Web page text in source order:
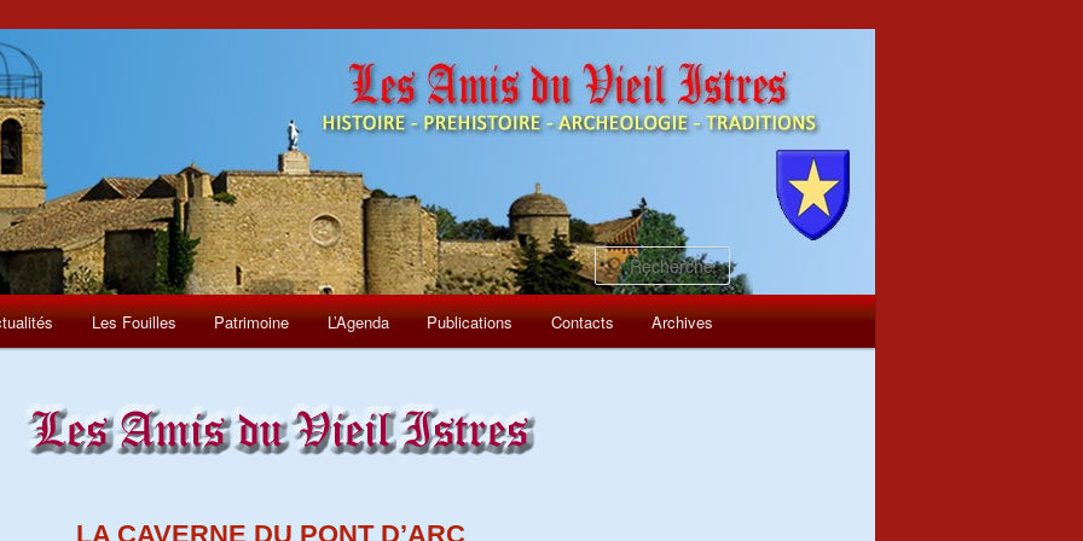
Recherche
Les Fouilles Patrimoine L’Agenda Publications Contacts Archives
LA CAVERNE DU PONT D’ARC